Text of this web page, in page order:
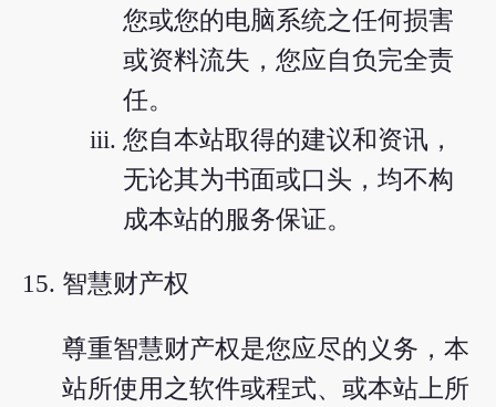
您或您的电脑系统之任何损害
或资料流失，您应自负完全责
任。
您自本站取得的建议和资讯，
无论其为书面或口头，均不构
成本站的服务保证。
智慧财产权
尊重智慧财产权是您应尽的义务，本
站所使用之软件或程式、或本站上所